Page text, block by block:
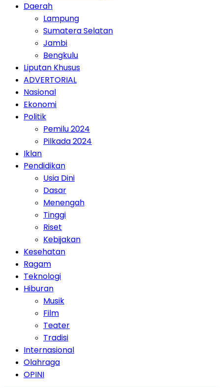
Daerah
Lampung
Sumatera Selatan
Jambi
Bengkulu
Liputan Khusus
ADVERTORIAL
Nasional
Ekonomi
Politik
Pemilu 2024
Pilkada 2024
Iklan
Pendidikan
Usia Dini
Dasar
Menengah
Tinggi
Riset
Kebijakan
Kesehatan
Ragam
Teknologi
Hiburan
Musik
Film
Teater
Tradisi
Internasional
Olahraga
OPINI